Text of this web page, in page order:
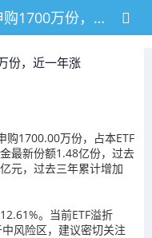
深成长ETF大成连续3日净申购1700万份，近一年涨122.47%，建议关注溢价率
份，近一年涨
购1700.00万份，占本ETF
最新份额1.48亿份，过去
元，过去三年累计增加
。当前ETF溢折
风险区，建议密切关注